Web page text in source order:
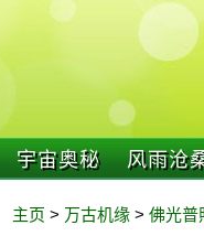
宇宙奥秘 风雨沧
主页 > 万古机缘 > 佛光普